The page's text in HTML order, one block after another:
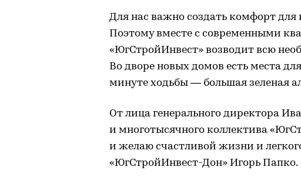
Для нас важно создать комфорт
Поэтому вместе с современными
«ЮгСтройИнвест» возводит всю
Во дворе новых домов есть места
минуте ходьбы — большая зеленая
От лица генерального директора
и многотысячного коллектива
и желаю счастливой жизни и
«ЮгСтройИнвест-Дон» Игорь Папко.